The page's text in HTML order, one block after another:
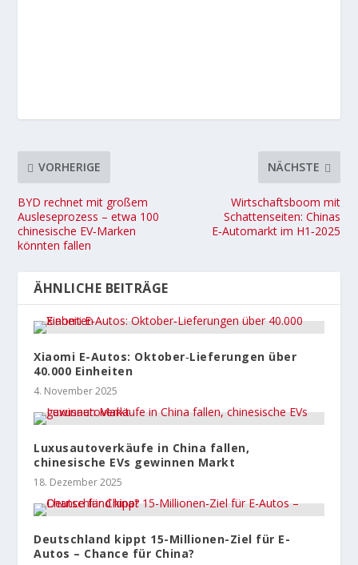
VORHERIGE
BYD rechnet mit großem
Ausleseprozess – etwa 100
chinesische EV‑Marken
könnten fallen
NÄCHSTE
Wirtschaftsboom mit
Schattenseiten: Chinas
E‑Automarkt im H1‑2025
ÄHNLICHE BEITRÄGE
Xiaomi E-Autos: Oktober‑Lieferungen über
40.000 Einheiten
4. November 2025
Luxusautoverkäufe in China fallen,
chinesische EVs gewinnen Markt
18. Dezember 2025
Deutschland kippt 15-Millionen-Ziel für E-
Autos – Chance für China?